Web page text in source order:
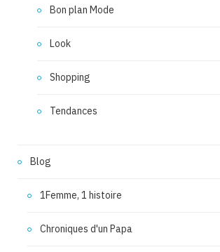
Bon plan Mode
Look
Shopping
Tendances
Blog
1Femme, 1 histoire
Chroniques d'un Papa